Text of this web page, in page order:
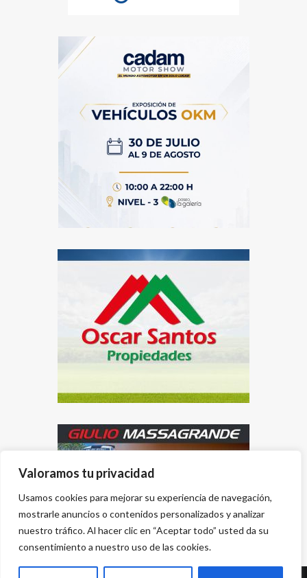
Valoramos tu privacidad
Usamos cookies para mejorar su experiencia de navegación,
mostrarle anuncios o contenidos personalizados y analizar
nuestro tráfico. Al hacer clic en “Aceptar todo” usted da su
consentimiento a nuestro uso de las cookies.